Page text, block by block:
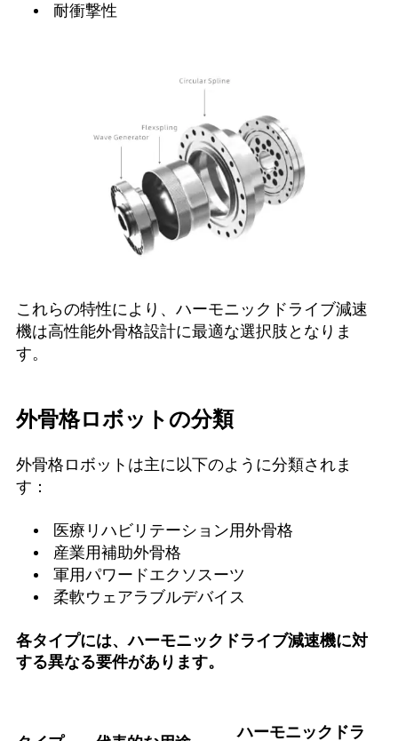
耐衝撃性
これらの特性により、ハーモニックドライブ減速
機は高性能外骨格設計に最適な選択肢となりま
す。
外骨格ロボットの分類
外骨格ロボットは主に以下のように分類されま
す：
医療リハビリテーション用外骨格
産業用補助外骨格
軍用パワードエクソスーツ
柔軟ウェアラブルデバイス
各タイプには、ハーモニックドライブ減速機に対
する異なる要件があります。
ハーモニックドラ